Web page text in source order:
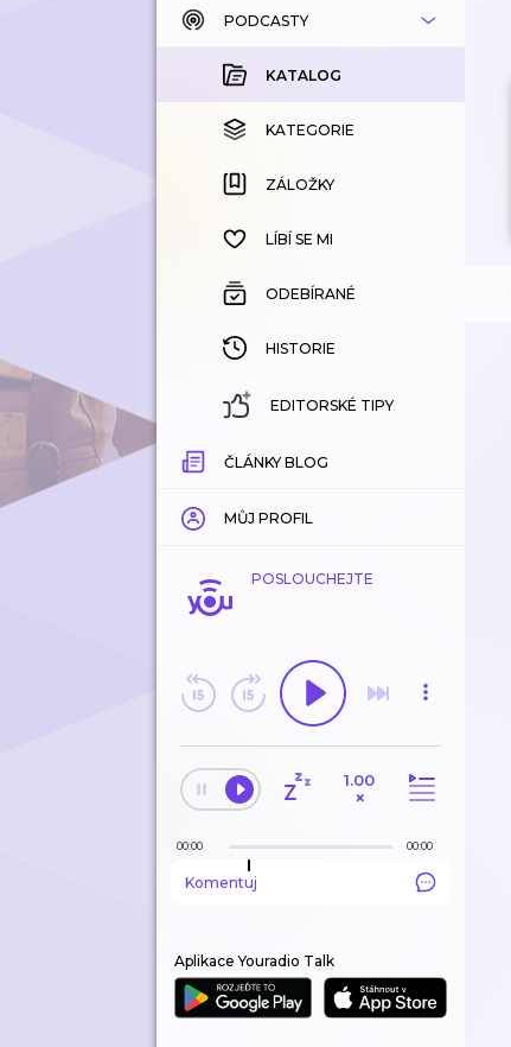
KATALOG
KOUPENÉ
KATEGORIE
ZÁLOŽKY
HISTORIE
PODCASTY
KATALOG
KATEGORIE
ZÁLOŽKY
LÍBÍ SE MI
ODEBÍRANÉ
HISTORIE
EDITORSKÉ TIPY
ČLÁNKY BLOG
MŮJ PROFIL
POSLOUCHEJTE
1.00
×
00:00 00:00
Komentuj
Aplikace Youradio Talk